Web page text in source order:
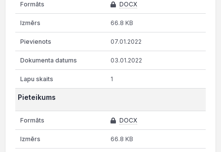
DOCX
66.8 KB
07.01.2022
03.01.2022
1
Pieteikums
DOCX
66.8 KB